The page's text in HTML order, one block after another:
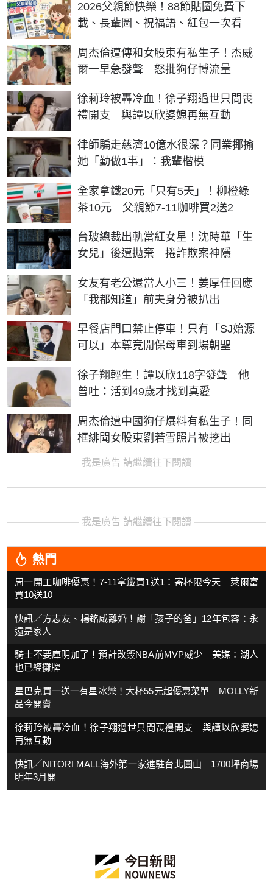
2026父親節快樂！88節貼圖免費下
載、長輩圖、祝福語、紅包一次看
周杰倫遭傳和女股東有私生子！杰威
爾一早急發聲 怒批狗仔博流量
徐莉玲被轟冷血！徐子翔過世只問喪
禮開支 與譚以欣婆媳再無互動
律師騙走慈濟10億水很深？同業揶揄
她「勤做1事」：我輩楷模
全家拿鐵20元「只有5天」！柳橙綠
茶10元 父親節7-11咖啡買2送2
台玻總裁出軌當紅女星！沈時華「生
女兒」後遭拋棄 捲詐欺案神隱
女友有老公還當人小三！姜厚任回應
「我都知道」前夫身分被扒出
早餐店門口禁止停車！只有「SJ始源
可以」本尊竟開保母車到場朝聖
徐子翔輕生！譚以欣118字發聲 他
曾吐：活到49歲才找到真愛
周杰倫遭中國狗仔爆料有私生子！同
框緋聞女股東劉若雪照片被挖出
我是廣告 請繼續往下閱讀
我是廣告 請繼續往下閱讀
熱門
周一開工咖啡優惠！7-11拿鐵買1送1：寄杯限今天 萊爾富
買10送10
快訊／方志友、楊銘威離婚！謝「孩子的爸」12年包容：永
遠是家人
騎士不要庫明加了！預計改簽NBA前MVP威少 美媒：湖人
也已經攤牌
星巴克買一送一有星冰樂！大杯55元起優惠菜單 MOLLY新
品今開賣
徐莉玲被轟冷血！徐子翔過世只問喪禮開支 與譚以欣婆媳
再無互動
快訊／NITORI MALL海外第一家進駐台北圓山 1700坪商場
明年3月開